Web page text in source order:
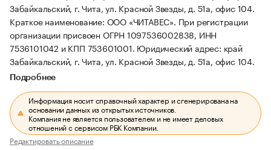
Забайкальский, г. Чита, ул. Красной Звезды, д. 51а, офис 104.
Краткое наименование: ООО «ЧИТАВЕС». При регистрации
организации присвоен ОГРН 1097536002838, ИНН
7536101042 и КПП 753601001. Юридический адрес: край
Забайкальский, г. Чита, ул. Красной Звезды, д. 51а, офис 104.
Подробнее
Информация носит справочный характер и сгенерирована на
основании данных из открытых источников.
Компания не является пользователем и не имеет деловых
отношений с сервисом РБК Компании.
Редактировать описание